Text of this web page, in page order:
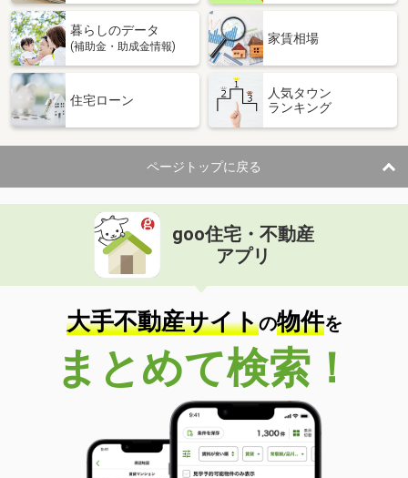
専有面積 25.95m²
間取り
京都府京都市下京区七条御所ノ内中町
住 所
京都府京都市下京区七条御所ノ内中町
専有面積 30m²
間取り
1K
京都府京都市右京区西院東淳和院町
価 格
住 所
京都府京都市右京区西院東淳和院町
専有面積 22.88m²
間取り
1K
京都府京都市右京区嵯峨天龍寺北造路町
価 格
17.50万円
京都府京都市右京区嵯峨天龍寺北造路
町
専有面積 70.2m²
間取り
3LDK
暮らしのデータ
(補助金・助成金情報)
家賃相場
住宅ローン
人気タウン
ランキング
ページトップに戻る
goo住宅・不動産
アプリ
大手不動産サイトの物件を
まとめて検索！